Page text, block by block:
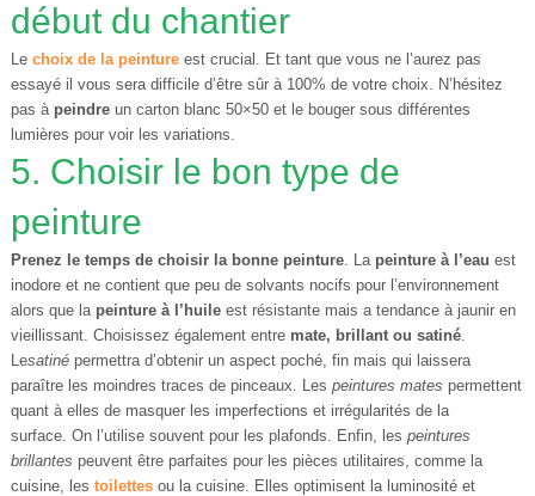
début du chantier
Le choix de la peinture est crucial. Et tant que vous ne l’aurez pas
essayé il vous sera difficile d’être sûr à 100% de votre choix. N’hésitez
pas à peindre un carton blanc 50×50 et le bouger sous différentes
lumières pour voir les variations.
5. Choisir le bon type de
peinture
Prenez le temps de choisir la bonne peinture. La peinture à l’eau est
inodore et ne contient que peu de solvants nocifs pour l’environnement
alors que la peinture à l’huile est résistante mais a tendance à jaunir en
vieillissant. Choisissez également entremate, brillant ou satiné.
Lesatiné permettra d’obtenir un aspect poché, fin mais qui laissera
paraître les moindres traces de pinceaux. Les peintures mates permettent
quant à elles de masquer les imperfections et irrégularités de la
surface. On l’utilise souvent pour les plafonds. Enfin, les peintures
brillantes peuvent être parfaites pour les pièces utilitaires, comme la
cuisine, les toilettes ou la cuisine. Elles optimisent la luminosité et